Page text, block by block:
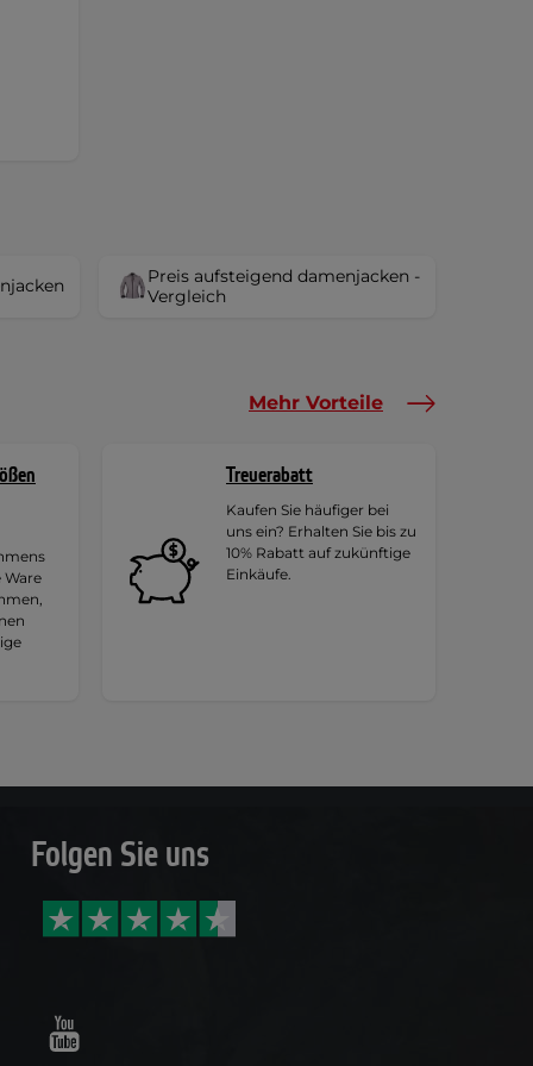
Preis aufsteigend damenjacken -
Vergleich
Mehr Vorteile
Treuerabatt
Kaufen Sie häufiger bei
uns ein? Erhalten Sie bis zu
10% Rabatt auf zukünftige
Einkäufe.
Folgen Sie uns
Youtube